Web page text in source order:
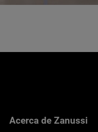
Acerca de Zanussi